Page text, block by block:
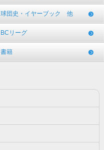
球団史・イヤーブック 他
BCリーグ
書籍